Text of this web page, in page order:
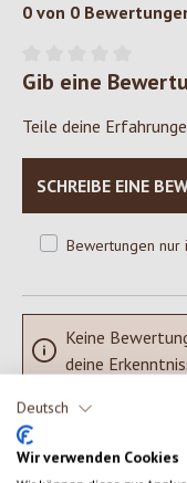
Deutsch
Wir verwenden Cookies
0 von 0
Durchschnittliche
Gib eine
Teile deine
SCHREIBE EINE
Bewertungen nur
Keine
deine